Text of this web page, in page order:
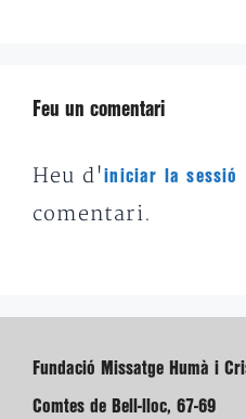
Feu un comentari
Heu d'iniciar la sessió
comentari.
Fundació Missatge Humà i
Comtes de Bell-lloc, 67-69